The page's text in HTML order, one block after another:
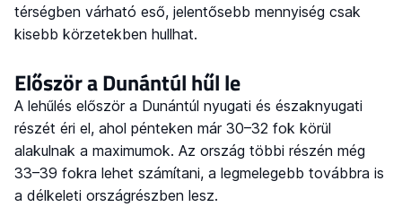
térségben várható eső, jelentősebb mennyiség csak
kisebb körzetekben hullhat.
Először a Dunántúl hűl le
A lehűlés először a Dunántúl nyugati és északnyugati
részét éri el, ahol pénteken már 30–32 fok körül
alakulnak a maximumok. Az ország többi részén még
33–39 fokra lehet számítani, a legmelegebb továbbra is
a délkeleti országrészben lesz.